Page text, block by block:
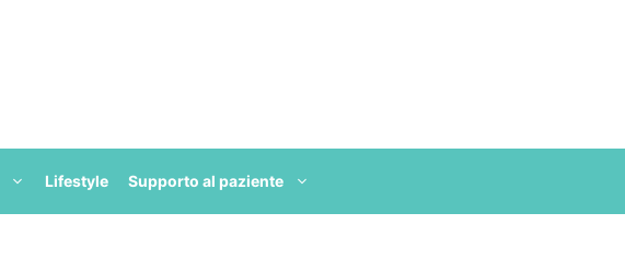
Lifestyle Supporto al paziente